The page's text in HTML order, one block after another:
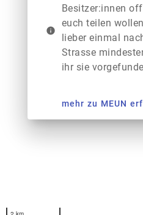
info
Besitzer:innen
euch teilen
lieber einmal
Strasse
ihr sie
mehr zu MEUN